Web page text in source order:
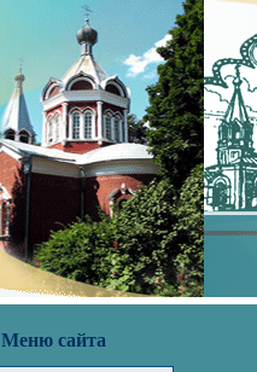
Меню сайта